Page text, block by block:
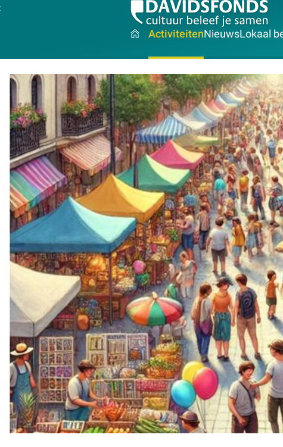
ActiviteitenNieuwsLokaal